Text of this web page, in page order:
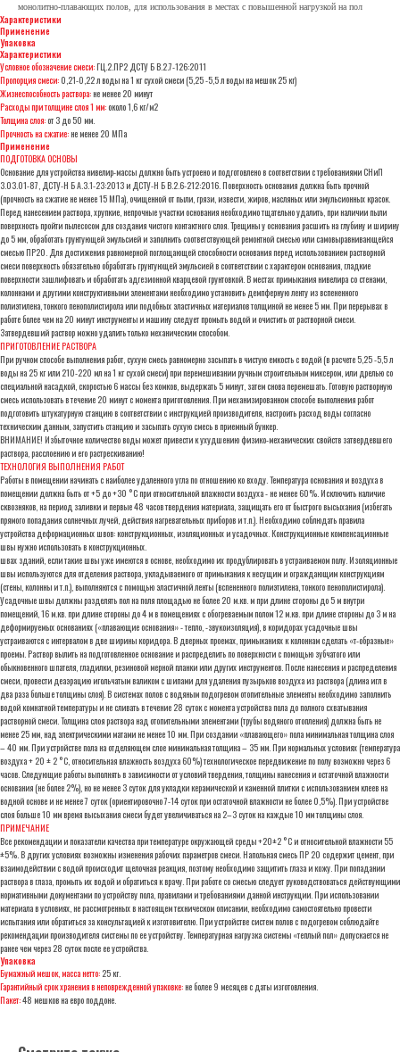
монолитно-плавающих полов, для использования в местах с повышенной нагрузкой на пол
Характеристики
Применение
Упаковка
Характеристики
Условное обозначение смеси: ГЦ.2.ПР2 ДСТУ Б В.2.7-126:2011
Пропорция смеси: 0,21-0,22 л воды на 1 кг сухой смеси (5,25 -5,5 л воды на мешок 25 кг)
Жизнеспособность раствора: не менее 20 минут
Расходы при толщине слоя 1 мм: около 1,6 кг/м2
Толщина слоя: от 3 до 50 мм.
Прочность на сжатие: не менее 20 МПа
Применение
ПОДГОТОВКА ОСНОВЫ
Основание для устройства нивелир-массы должно быть устроено и подготовлено в соответствии с требованиями СНиП
3.03.01-87, ДСТУ-Н Б А.3.1-23:2013 и ДСТУ-Н Б В.2.6-212:2016. Поверхность основания должна быть прочной
(прочность на сжатие не менее 15 МПа), очищенной от пыли, грязи, извести, жиров, масляных или эмульсионных красок.
Перед нанесением раствора, хрупкие, непрочные участки основания необходимо тщательно удалить, при наличии пыли
поверхность пройти пылесосом для создания чистого контактного слоя. Трещины у основания расшить на глубину и ширину
до 5 мм, обработать грунтующей эмульсией и заполнить соответствующей ремонтной смесью или самовыравнивающейся
смесью ПР20. Для достижения равномерной поглощающей способности основания перед использованием растворной
смеси поверхность обязательно обработать грунтующей эмульсией в соответствии с характером основания, гладкие
поверхности зашлифовать и обработать адгезионной кварцевой грунтовкой. В местах примыкания нивелира со стенами,
колоннами и другими конструктивными элементами необходимо установить демпферную ленту из вспененного
полиэтилена, тонкого пенополистирола или подобных эластичных материалов толщиной не менее 5 мм. При перерывах в
работе более чем на 20 минут инструменты и машину следует промыть водой и очистить от растворной смеси.
Затвердевший раствор можно удалить только механическим способом.
ПРИГОТОВЛЕНИЕ РАСТВОРА
При ручном способе выполнения работ, сухую смесь равномерно засыпать в чистую емкость с водой (в расчете 5,25 -5,5 л
воды на 25 кг или 210-220 мл на 1 кг сухой смеси) при перемешивании ручным строительным миксером, или дрелью со
специальной насадкой, скоростью 6 массы без комков, выдержать 5 минут, затем снова перемешать. Готовую растворную
смесь использовать в течение 20 минут с момента приготовления. При механизированном способе выполнения работ
подготовить штукатурную станцию ​​в соответствии с инструкцией производителя, настроить расход воды согласно
техническим данным, запустить станцию ​​и засыпать сухую смесь в приемный бункер.
ВНИМАНИЕ! Избыточное количество воды может привести к ухудшению физико-механических свойств затвердевшего
раствора, расслоению и его растрескиванию!
ТЕХНОЛОГИЯ ВЫПОЛНЕНИЯ РАБОТ
Работы в помещении начинать с наиболее удаленного угла по отношению ко входу. Температура основания и воздуха в
помещении должна быть от +5 до +30 °C при относительной влажности воздуха - не менее 60%. Исключить наличие
сквозняков, на период заливки и первые 48 часов твердения материала, защищать его от быстрого высыхания (избегать
прямого попадания солнечных лучей, действия нагревательных приборов и т.п.). Необходимо соблюдать правила
устройства деформационных швов: конструкционных, изоляционных и усадочных. Конструкционные компенсационные
швы нужно использовать в конструкционных.
швах зданий, если такие швы уже имеются в основе, необходимо их продублировать в устраиваемом полу. Изоляционные
швы используются для отделения раствора, укладываемого от примыкания к несущим и ограждающим конструкциям
(стены, колонны и т.п.), выполняются с помощью эластичной ленты (вспененного полиэтилена, тонкого пенополистирола).
Усадочные швы должны разделять пол на поля площадью не более 20 м.кв. м при длине стороны до 5 м внутри
помещений, 16 м.кв. при длине стороны до 4 м в помещениях с обогреваемым полом 12 м.кв. при длине стороны до 3 м на
деформируемых основаниях («плавающие основания» - тепло, -звукоизоляция), в коридорах усадочные швы
устраиваются с интервалом в две ширины коридора. В дверных проемах, примыканиях к колоннам сделать «т-образные»
проемы. Раствор вылить на подготовленное основание и распределить по поверхности с помощью зубчатого или
обыкновенного шпателя, гладилки, резиновой мерной планки или других инструментов. После нанесения и распределения
смеси, провести деаэрацию игольчатым валиком с шипами для удаления пузырьков воздуха из раствора (длина игл в
два раза больше толщины слоя). В системах полов с водяным подогревом отопительные элементы необходимо заполнить
водой комнатной температуры и не сливать в течение 28 суток с момента устройства пола до полного схватывания
растворной смеси. Толщина слоя раствора над отопительными элементами (трубы водяного отопления) должна быть не
менее 25 мм, над электрическими матами не менее 10 мм. При создании «плавающего» пола минимальная толщина слоя
– 40 мм. При устройстве пола на отделяющем слое минимальная толщина – 35 мм. При нормальных условиях (температура
воздуха + 20 ± 2 °С, относительная влажность воздуха 60%) технологическое передвижение по полу возможно через 6
часов. Следующие работы выполнять в зависимости от условий твердения, толщины нанесения и остаточной влажности
основания (не более 2%), но не менее 3 суток для укладки керамической и каменной плитки с использованием клеев на
водной основе и не менее 7 суток (ориентировочно 7-14 суток при остаточной влажности не более 0,5%). При устройстве
слоя больше 10 мм время высыхания смеси будет увеличиваться на 2–3 суток на каждые 10 мм толщины слоя.
ПРИМЕЧАНИЕ
Все рекомендации и показатели качества при температуре окружающей среды +20±2 °С и относительной влажности 55
±5%. В других условиях возможны изменения рабочих параметров смеси. Напольная смесь ПР 20 содержит цемент, при
взаимодействии с водой происходит щелочная реакция, поэтому необходимо защитить глаза и кожу. При попадании
раствора в глаза, промыть их водой и обратиться к врачу. При работе со смесью следует руководствоваться действующими
нормативными документами по устройству пола, правилами и требованиями данной инструкции. При использовании
материала в условиях, не рассмотренных в настоящем техническом описании, необходимо самостоятельно провести
испытания или обратиться за консультацией к изготовителю. При устройстве систем полов с подогревом соблюдайте
рекомендации производителя системы по ее устройству. Температурная нагрузка системы «теплый пол» допускается не
ранее чем через 28 суток после ее устройства.
Упаковка
Бумажный мешок, масса нетто: 25 кг.
Гарантийный срок хранения в неповрежденной упаковке: не более 9 месяцев с даты изготовления.
Пакет:48 мешков на евро поддоне.